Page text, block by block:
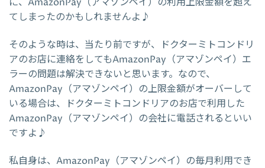
てしまったのかもしれませんよ♪
そのような時は、当たり前ですが、ドクターミトコンドリ
アのお店に連絡をしてもAmazonPay（アマゾンペイ）エ
ラーの問題は解決できないと思います。なので、
AmazonPay（アマゾンペイ）の上限金額がオーバーして
いる場合は、ドクターミトコンドリアのお店で利用した
AmazonPay（アマゾンペイ）の会社に電話されるといい
ですよ♪
私自身は、AmazonPay（アマゾンペイ）の毎月利用でき